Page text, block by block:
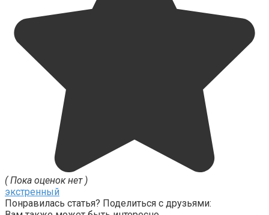
( Пока оценок нет )
экстренный
Понравилась статья? Поделиться с друзьями: